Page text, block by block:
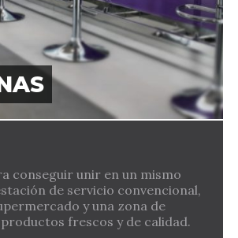
conseguir unir en un mismo
de servicio convencional,
y una zona de
frescos y de calidad.